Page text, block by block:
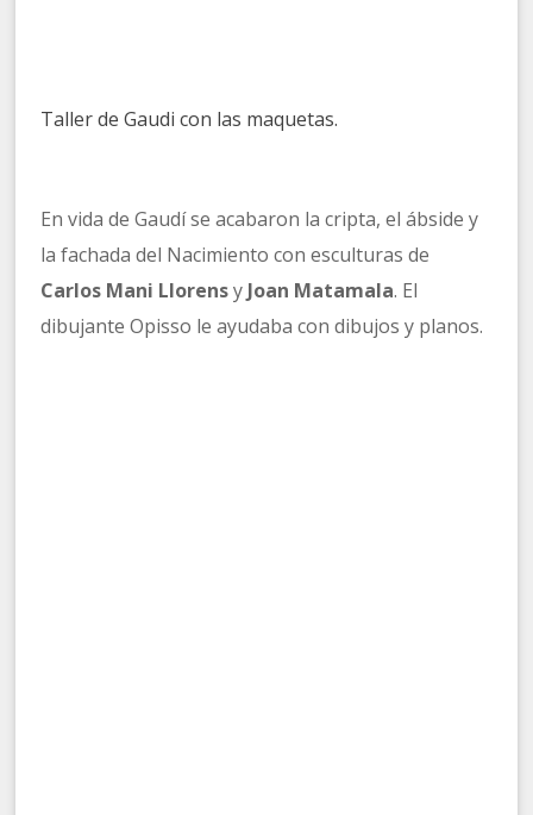
Taller de Gaudi con las maquetas.
En vida de Gaudí se acabaron la cripta, el ábside y
la fachada del Nacimiento con esculturas de
Carlos Mani Llorensy Joan Matamala. El
dibujante Opisso le ayudaba con dibujos y planos.